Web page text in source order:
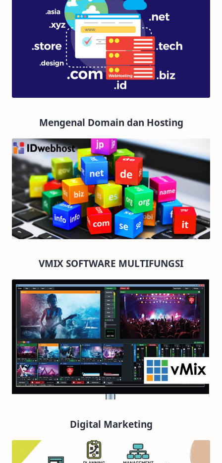
Mengenal Domain dan Hosting
VMIX SOFTWARE MULTIFUNGSI
Digital Marketing